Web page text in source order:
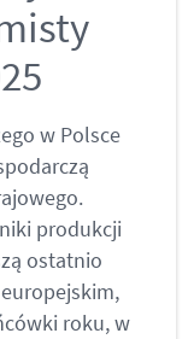
w Polsce
produkcji
ostatnio
roku, w